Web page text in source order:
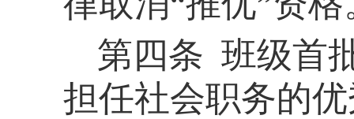
第四条 班级首
担任社会职务的